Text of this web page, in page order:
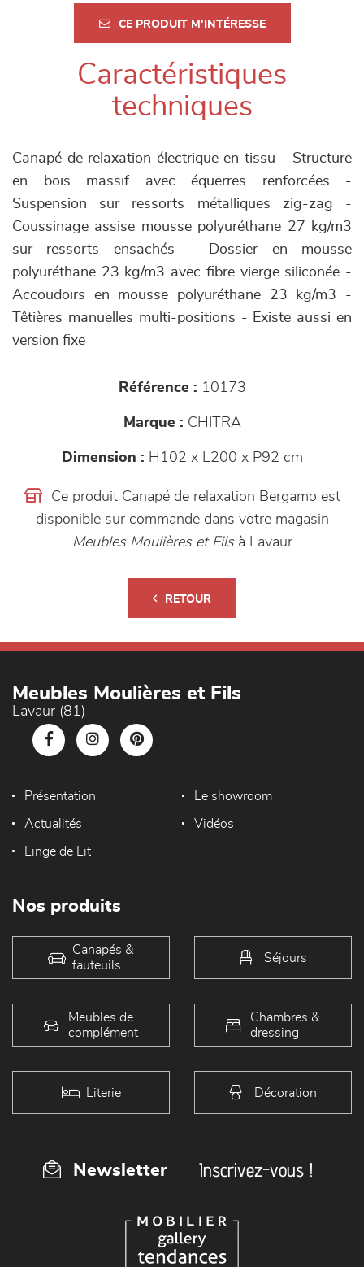
CE PRODUIT M'INTÉRESSE
Caractéristiques
techniques
Canapé de relaxation électrique en tissu - Structure
en bois massif avec équerres renforcées -
Suspension sur ressorts métalliques zig-zag -
Coussinage assise mousse polyuréthane 27 kg/m3
sur ressorts ensachés - Dossier en mousse
polyuréthane 23 kg/m3 avec fibre vierge siliconée -
Accoudoirs en mousse polyuréthane 23 kg/m3 -
Têtières manuelles multi-positions - Existe aussi en
version fixe
Référence : 10173
Marque : CHITRA
Dimension : H102 x L200 x P92 cm
Ce produit Canapé de relaxation Bergamo est
disponible sur commande dans votre magasin
Meubles Moulières et Filsà Lavaur
RETOUR
Meubles Moulières et Fils
Lavaur (81)
Présentation Le showroom
Actualités Vidéos
Linge de Lit
Nos produits
Canapés &
fauteuils
Séjours
Meubles de
complément
Chambres &
dressing
Literie Décoration
Newsletter Inscrivez-vous !